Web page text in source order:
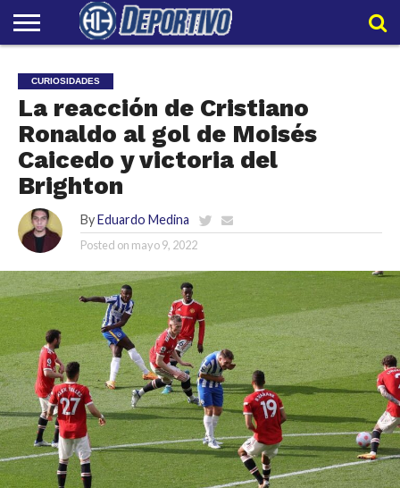
NACIONAL
INTERNACIONAL
EMBAJADORES
POLIDEPORTIVO
POLÍTICAS
DE
CONTACTO
HIT
EQUIPO
HIT
CURIOSIDADES
La reacción de Cristiano
Ronaldo al gol de Moisés
Caicedo y victoria del
Brighton
By Eduardo Medina
Posted on mayo 9, 2022